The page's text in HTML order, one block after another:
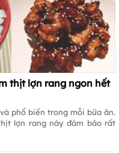
thịt lợn rang ngon hết
phổ biến trong mỗi bữa ăn.
lợn rang này đảm bảo rất